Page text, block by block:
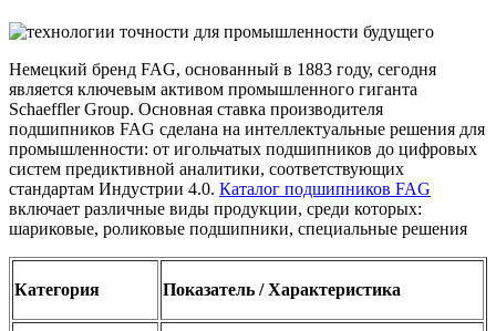
Немецкий бренд FAG, основанный в 1883 году, сегодня
является ключевым активом промышленного гиганта
Schaeffler Group. Основная ставка производителя
подшипников FAG сделана на интеллектуальные решения для
промышленности: от игольчатых подшипников до цифровых
систем предиктивной аналитики, соответствующих
стандартам Индустрии 4.0. Каталог подшипников FAG
включает различные виды продукции, среди которых:
шариковые, роликовые подшипники, специальные решения
Категория Показатель / Характеристика